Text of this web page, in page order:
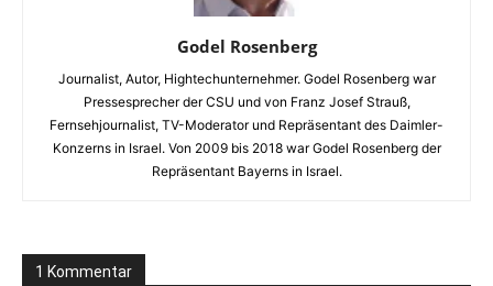
Godel Rosenberg
Journalist, Autor, High­techunternehmer. Godel Rosenberg war
Pressesprecher der CSU und von Franz Josef Strauß,
Fernsehjournalist, TV­-Moderator und Repräsen­tant des Daimler­-
Konzerns in Israel. Von 2009 bis 2018 war Godel Rosenberg der
Repräsentant Bayerns in Israel.
1 Kommentar